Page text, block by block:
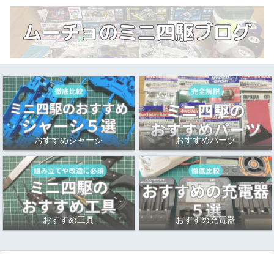
おすすめシャーシ おすすめパーツ
おすすめ工具 おすすめ充電器